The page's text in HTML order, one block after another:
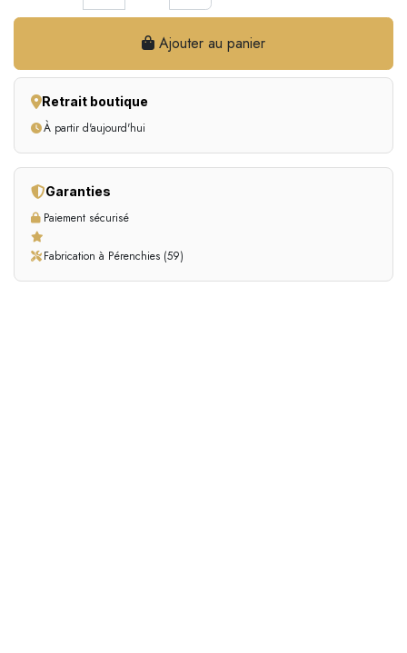
Ajouter au panier
Retrait boutique
À partir d'aujourd'hui
Garanties
Paiement sécurisé
Fabrication à Pérenchies (59)